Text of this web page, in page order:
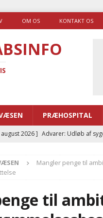
OM OS KONTAKT OS
PRÆHOSPITAL
august 2026 ] Advarer: Udløb af
august 2026 ] Ny ambulance og el-
august 2026 ] Ny treårig
Mangler penge til
til